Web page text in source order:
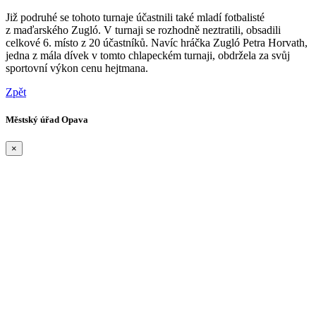
Již podruhé se tohoto turnaje účastnili také mladí fotbalisté
z maďarského Zugló. V turnaji se rozhodně neztratili, obsadili
celkové 6. místo z 20 účastníků. Navíc hráčka Zugló Petra Horvath,
jedna z mála dívek v tomto chlapeckém turnaji, obdržela za svůj
sportovní výkon cenu hejtmana.
Zpět
Městský úřad Opava
×